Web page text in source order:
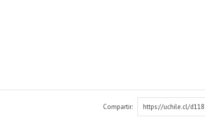
Compartir:
https://uchile.cl/